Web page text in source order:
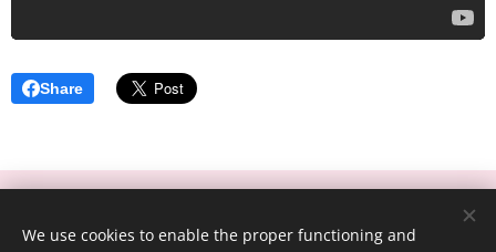
Share
0992
We use cookies to enable the proper functioning and